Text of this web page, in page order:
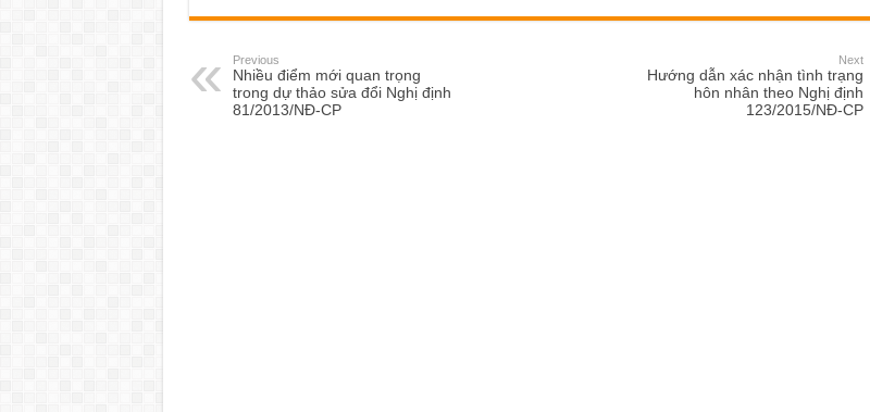
Previous
Nhiều điểm mới quan trọng
trong dự thảo sửa đổi Nghị định
81/2013/NĐ-CP
Next
Hướng dẫn xác nhận tình trạng
hôn nhân theo Nghị định
123/2015/NĐ-CP